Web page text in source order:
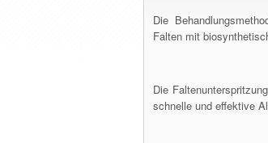
Die
Falten mit
Die
schnelle und effektive